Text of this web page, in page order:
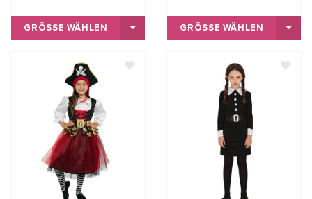
GRÖSSE WÄHLEN GRÖSSE WÄHLEN